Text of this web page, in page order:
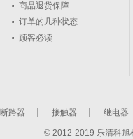
商品退货保障
订单的几种状态
顾客必读
断路器 接触器 继电器
© 2012-2019 乐清科旭